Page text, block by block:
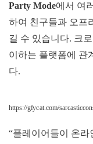
Party Mode에서 여
하여 친구들과 오프
길 수 있습니다. 크
이하는 플랫폼에 관
다.
https://gfycat.com/
“플레이어들이 온